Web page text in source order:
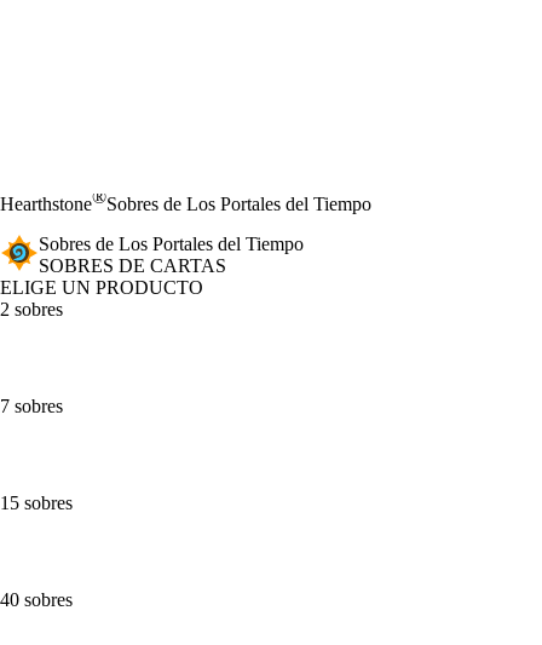
Hearthstone®Sobres de Los Portales del Tiempo
Sobres de Los Portales del Tiempo
SOBRES DE CARTAS
ELIGE UN PRODUCTO
2 sobres
7 sobres
15 sobres
40 sobres